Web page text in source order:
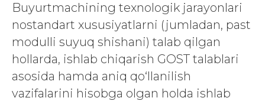
Buyurtmachining texnologik jarayonlari
nostandart xususiyatlarni (jumladan, past
modulli suyuq shishani) talab qilgan
hollarda, ishlab chiqarish GOST talablari
asosida hamda aniq qo‘llanilish
vazifalarini hisobga olgan holda ishlab